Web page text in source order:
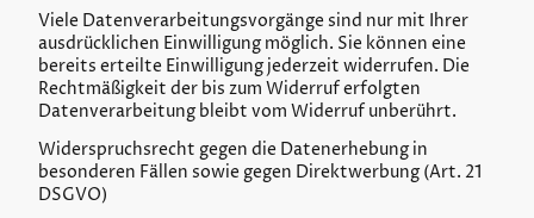
Viele Datenverarbeitungsvorgänge sind nur mit Ihrer
ausdrücklichen Einwilligung möglich. Sie können eine
bereits erteilte Einwilligung jederzeit widerrufen. Die
Rechtmäßigkeit der bis zum Widerruf erfolgten
Datenverarbeitung bleibt vom Widerruf unberührt.
Widerspruchsrecht gegen die Datenerhebung in
besonderen Fällen sowie gegen Direktwerbung (Art. 21
DSGVO)